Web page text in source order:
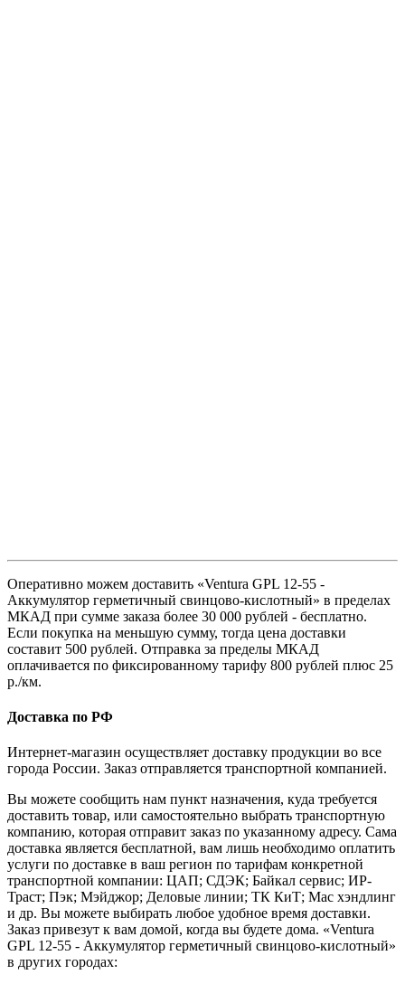
Оперативно можем доставить «Ventura GPL 12-55 -
Аккумулятор герметичный свинцово-кислотный» в пределах
МКАД при сумме заказа более 30 000 рублей - бесплатно.
Если покупка на меньшую сумму, тогда цена доставки
составит 500 рублей. Отправка за пределы МКАД
оплачивается по фиксированному тарифу 800 рублей плюс 25
р./км.
Доставка по РФ
Интернет-магазин осуществляет доставку продукции во все
города России. Заказ отправляется транспортной компанией.
Вы можете сообщить нам пункт назначения, куда требуется
доставить товар, или самостоятельно выбрать транспортную
компанию, которая отправит заказ по указанному адресу. Сама
доставка является бесплатной, вам лишь необходимо оплатить
услуги по доставке в ваш регион по тарифам конкретной
транспортной компании: ЦАП; СДЭК; Байкал сервис; ИР-
Траст; Пэк; Мэйджор; Деловые линии; ТК КиТ; Мас хэндлинг
и др. Вы можете выбирать любое удобное время доставки.
Заказ привезут к вам домой, когда вы будете дома. «Ventura
GPL 12-55 - Аккумулятор герметичный свинцово-кислотный»
в других городах: